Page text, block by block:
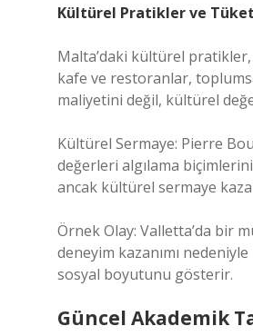
Kültürel Pratikler ve
Malta’daki kültürel
kafe ve restoranlar,
maliyetini değil, kültürel
Kültürel Sermaye: Pierre
değerleri algılama
ancak kültürel sermaye
Örnek Olay: Valletta’da bir
deneyim kazanımı
sosyal boyutunu gösterir.
Güncel Akademik